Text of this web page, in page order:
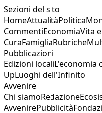
Sezioni del sito
HomeAttualitàPolitica
CommentiEconomiaVita e
CuraFamigliaRubriche
Pubblicazioni
Edizioni localiL'economia
UpLuoghi dell'Infinito
Avvenire
Chi siamoRedazione
AvvenirePubblicità